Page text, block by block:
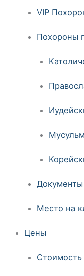
VIP
Похороны
Документы
Место на
Цены
Стоимость